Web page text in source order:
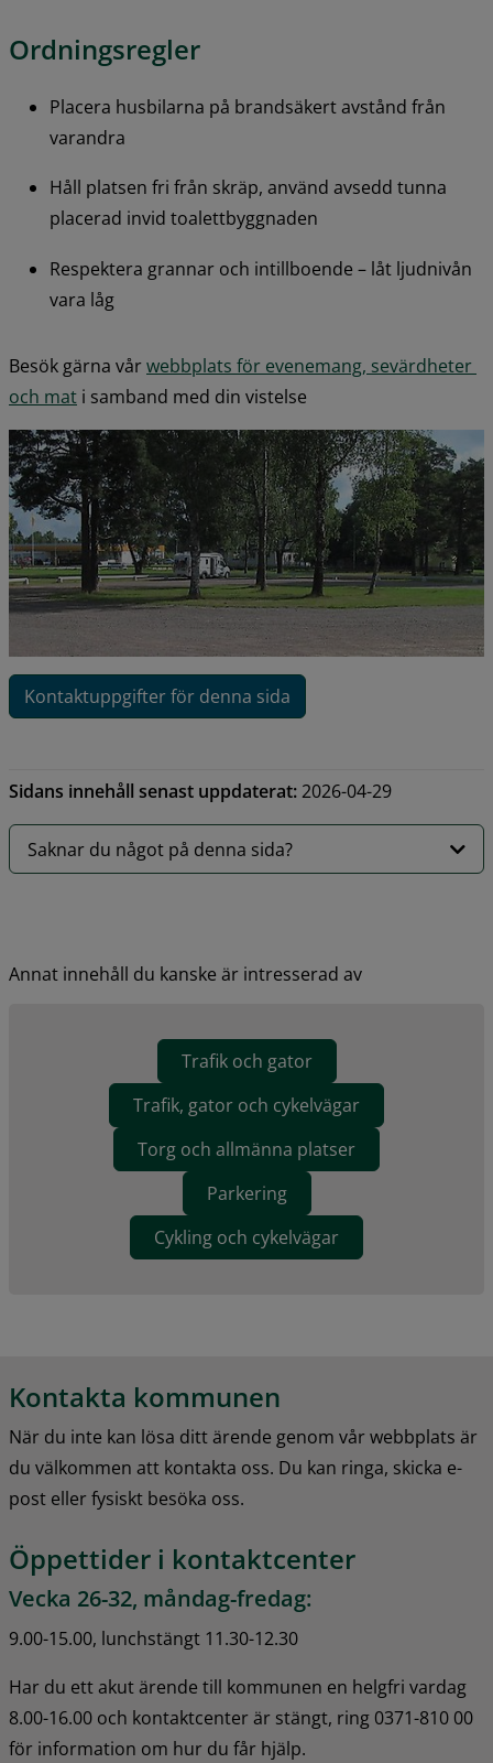
Ordningsregler
Placera husbilarna på brandsäkert avstånd från
varandra
Håll platsen fri från skräp, använd avsedd tunna
placerad invid toalettbyggnaden
Respektera grannar och intillboende – låt ljudnivån
vara låg
Besök gärna vår webbplats för evenemang, sevärdheter
och mat i samband med din vistelse
Kontaktuppgifter för denna sida
Sidans innehåll senast uppdaterat:2026-04-29
Saknar du något på denna sida?
Annat innehåll du kanske är intresserad av
Trafik och gator
Trafik, gator och cykelvägar
Torg och allmänna platser
Parkering
Cykling och cykelvägar
Kontakta kommunen
När du inte kan lösa ditt ärende genom vår webbplats är
du välkommen att kontakta oss. Du kan ringa, skicka e-
post eller fysiskt besöka oss.
Öppettider i kontaktcenter
Vecka 26-32, måndag-fredag:
9.00-15.00, lunchstängt 11.30-12.30
Har du ett akut ärende till kommunen en helgfri vardag
8.00-16.00 och kontaktcenter är stängt, ring 0371-810 00
för information om hur du får hjälp.